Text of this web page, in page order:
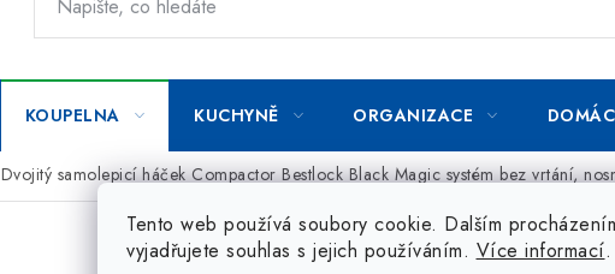
Tento web používá soubory cookie. Dalším
vyjadřujete souhlas s jejich používáním. Více informací.
KOUPELNA KUCHYNĚ ORGANIZACE
Dvojitý samolepicí háček Compactor Bestlock Black Magic systém bez vrtání,